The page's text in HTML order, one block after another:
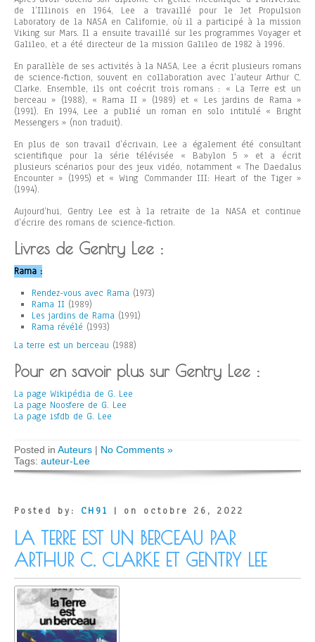
de l’Illinois en 1964, Lee a travaillé pour le Jet Propulsion
Laboratory de la NASA en Californie, où il a participé à la mission
Viking sur Mars. Il a ensuite travaillé sur les programmes Voyager et
Galileo, et a été directeur de la mission Galileo de 1982 à 1996.
En parallèle de ses activités à la NASA, Lee a écrit plusieurs romans
de science-fiction, souvent en collaboration avec l’auteur Arthur C.
Clarke. Ensemble, ils ont coécrit trois romans : « La Terre est un
berceau » (1988), « Rama II » (1989) et « Les jardins de Rama »
(1991). En 1994, Lee a publié un roman en solo intitulé « Bright
Messengers » (non traduit).
En plus de son travail d’écrivain, Lee a également été consultant
scientifique pour la série télévisée « Babylon 5 » et a écrit
plusieurs scénarios pour des jeux vidéo, notamment « The Daedalus
Encounter » (1995) et « Wing Commander III: Heart of the Tiger »
(1994).
Aujourd’hui, Gentry Lee est à la retraite de la NASA et continue
d’écrire des romans de science-fiction.
Livres de Gentry Lee :
Rama :
Rendez-vous avec Rama (1973)
Rama II (1989)
Les jardins de Rama (1991)
Rama révélé (1993)
La terre est un berceau (1988)
Pour en savoir plus sur Gentry Lee :
La page Wikipédia de G. Lee
La page Noosfere de G. Lee
La page isfdb de G. Lee
Posted in Auteurs | No Comments »
Tags: auteur-Lee
Posted by: CH91 | on octobre 26, 2022
LA TERRE EST UN BERCEAU PAR
ARTHUR C. CLARKE ET GENTRY LEE